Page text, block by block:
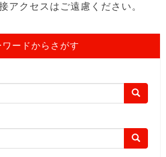
アクセスはご遠慮ください。
ワードからさがす